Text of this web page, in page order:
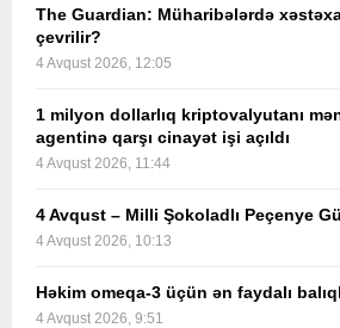
The Guardian: Müharibələrdə
çevrilir?
4 Avqust 2026, 12:05
1 milyon dollarlıq kriptovalyutanı
agentinə qarşı cinayət işi açıldı
4 Avqust 2026, 11:44
4 Avqust – Milli Şokoladlı Peçenye
4 Avqust 2026, 10:13
Həkim omeqa-3 üçün ən faydalı
4 Avqust 2026, 9:51